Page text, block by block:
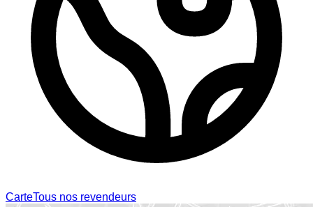
CarteTous nos revendeurs